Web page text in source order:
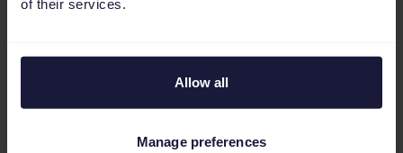
of their services.
Allow all
Manage preferences